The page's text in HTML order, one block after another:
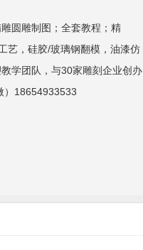
圆雕制图；全套教程；精
艺，硅胶/玻璃钢翻模，油漆仿
学团队，与30家雕刻企业创办
）18654933533